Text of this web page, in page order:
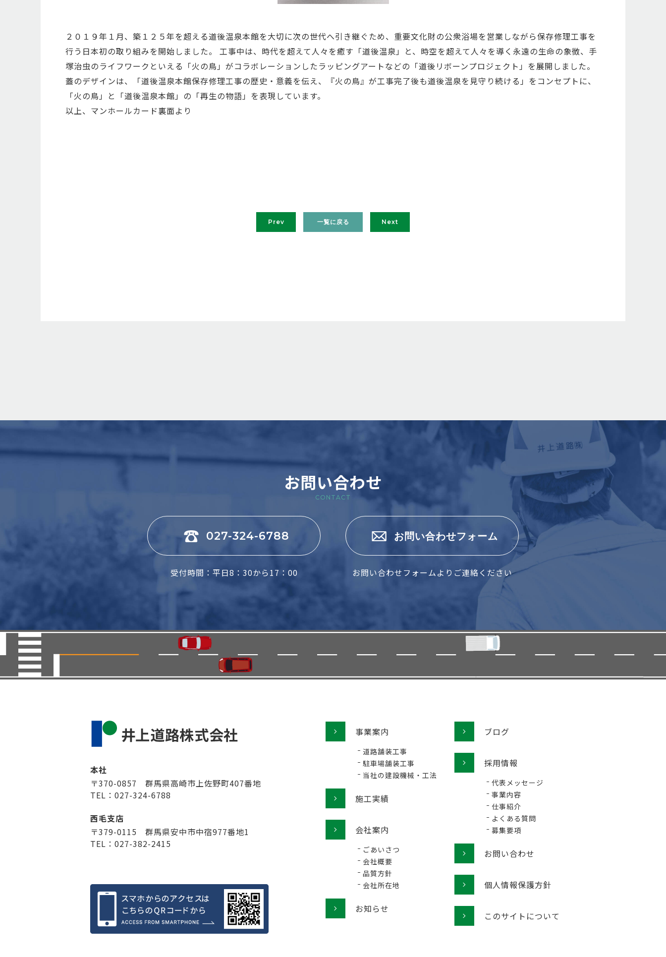
２０１９年１月、築１２５年を超える道後温泉本館を大切に次の世代へ引き継ぐため、重要文化財の公衆浴場を営業しながら保存修理工事を
行う日本初の取り組みを開始しました。 工事中は、時代を超えて人々を癒す「道後温泉」と、時空を超えて人々を導く永遠の生命の象徴、手
塚治虫のライフワークといえる「火の鳥」がコラボレーションしたラッピングアートなどの「道後リボーンプロジェクト」を展開しました。
蓋のデザインは、「道後温泉本館保存修理工事の歴史・意義を伝え、『火の鳥』が工事完了後も道後温泉を見守り続ける」をコンセプトに、
「火の鳥」と「道後温泉本館」の「再生の物語」を表現しています。
以上、マンホールカード裏面より
Prev 一覧に戻る Next
お問い合わせ
CONTACT
027-324-6788
受付時間：平日8：30から17：00
お問い合わせフォーム
お問い合わせフォームよりご連絡ください
本社
〒370-0857 群馬県高崎市上佐野町407番地
TEL：027-324-6788
西毛支店
〒379-0115 群馬県安中市中宿977番地1
TEL：027-382-2415
事業案内
道路舗装工事
駐車場舗装工事
当社の建設機械・工法
施工実績
会社案内
ごあいさつ
会社概要
品質方針
会社所在地
お知らせ
ブログ
採用情報
代表メッセージ
事業内容
仕事紹介
よくある質問
募集要項
お問い合わせ
個人情報保護方針
このサイトについて